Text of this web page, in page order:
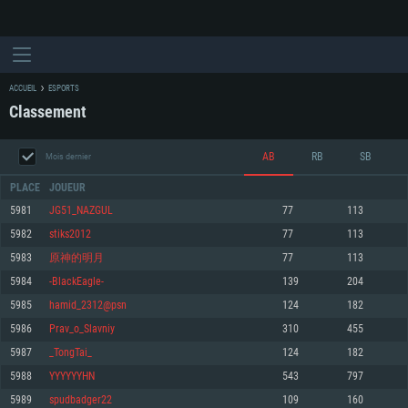
CONFIGURATION SYSTÈME REQUISE
Minimum
OS: Windows 10 (64 bit)
Processeur: Dual-Core 2.2 GHz
Minimum
OS: Mac OS Big Sur 11.0 ou plus récent
Processeur: Core i5, minimum 2.2GHz (Les processeurs Intel Xeon ne sont
Minimum
OS: Les configurations Linux 64 bits les plus modernes
Processeur: Dual-Core 2.4 GHz
ACCUEIL ESPORTS
Classement
Mois dernier AB RB SB
PLACE JOUEUR
5981 JG51_NAZGUL 77 113
5982 stiks2012 77 113
5983 原神的明月 77 113
5984 -BlackEagle- 139 204
5985 hamid_2312@psn 124 182
5986 Prav_o_Slavniy 310 455
5987 _TongTai_ 124 182
5988 YYYYYYHN 543 797
5989 spudbadger22 109 160